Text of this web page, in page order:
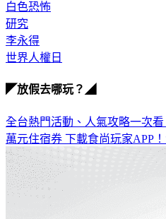
白色恐怖
研究
李永得
世界人權日
◤放假去哪玩？◢
全台熱門活動、人氣攻略一次看
萬元住宿券 下載食尚玩家APP